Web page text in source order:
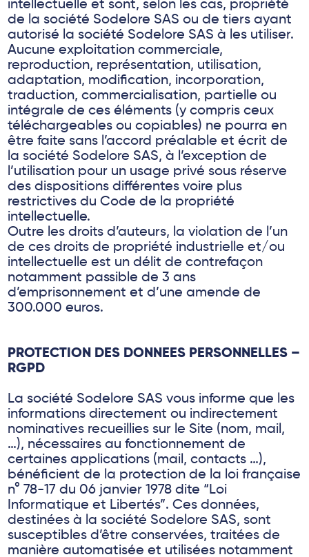
intellectuelle et sont, selon les cas, propriété
de la société Sodelore SAS ou de tiers ayant
autorisé la société Sodelore SAS à les utiliser.
Aucune exploitation commerciale,
reproduction, représentation, utilisation,
adaptation, modification, incorporation,
traduction, commercialisation, partielle ou
intégrale de ces éléments (y compris ceux
téléchargeables ou copiables) ne pourra en
être faite sans l’accord préalable et écrit de
la société Sodelore SAS, à l’exception de
l’utilisation pour un usage privé sous réserve
des dispositions différentes voire plus
restrictives du Code de la propriété
intellectuelle.
Outre les droits d’auteurs, la violation de l’un
de ces droits de propriété industrielle et/ou
intellectuelle est un délit de contrefaçon
notamment passible de 3 ans
d’emprisonnement et d’une amende de
300.000 euros.
PROTECTION DES DONNEES PERSONNELLES –
RGPD
La société Sodelore SAS vous informe que les
informations directement ou indirectement
nominatives recueillies sur le Site (nom, mail,
…), nécessaires au fonctionnement de
certaines applications (mail, contacts …),
bénéficient de la protection de la loi française
n° 78-17 du 06 janvier 1978 dite “Loi
Informatique et Libertés”. Ces données,
destinées à la société Sodelore SAS, sont
susceptibles d’être conservées, traitées de
manière automatisée et utilisées notamment